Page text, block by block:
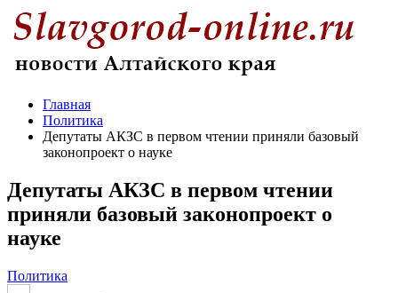
Главная
Политика
Депутаты АКЗС в первом чтении приняли базовый
законопроект о науке
Депутаты АКЗС в первом чтении
приняли базовый законопроект о
науке
Политика